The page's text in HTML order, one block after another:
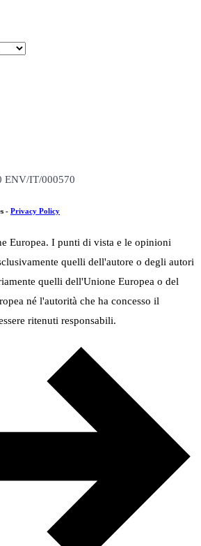
ENV/IT/000570
- Privacy Policy
Europea. I punti di vista e le opinioni
quelli dell'autore o degli autori
quelli dell'Unione Europea o del
né l'autorità che ha concesso il
ritenuti responsabili.